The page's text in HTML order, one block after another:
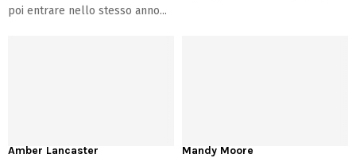
poi entrare nello stesso anno...
Amber Lancaster Mandy Moore